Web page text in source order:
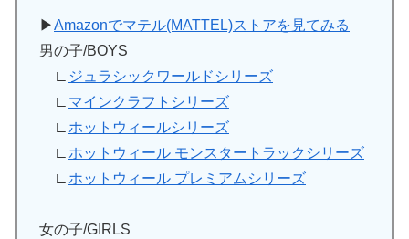
▶Amazonでマテル(MATTEL)ストアを見てみる
男の子/BOYS
∟
ジュラシックワールドシリーズ
∟ マインクラフトシリーズ
∟ ホットウィールシリーズ
∟ ホットウィール モンスタートラックシリーズ
∟ ホットウィール プレミアムシリーズ
女の子/GIRLS